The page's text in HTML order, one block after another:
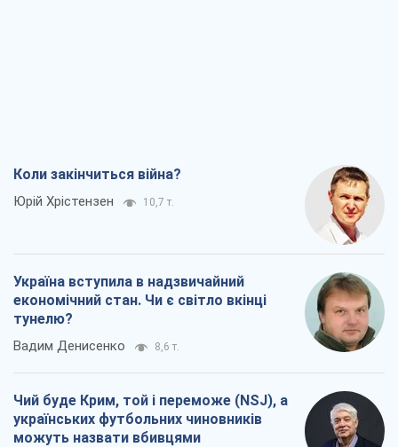
Коли закінчиться війна?
Юрій Хрістензен 10,7 т.
Україна вступила в надзвичайний
економічний стан. Чи є світло вкінці
тунелю?
Вадим Денисенко 8,6 т.
Чий буде Крим, той і переможе (NSJ), а
українських футбольних чиновників
можуть назвати вбивцями